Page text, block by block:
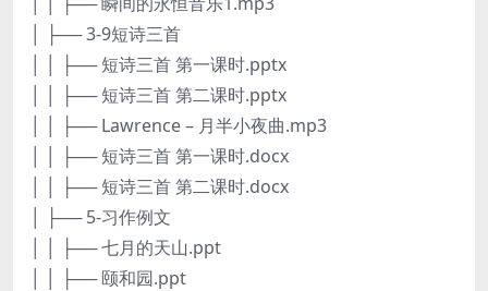
│ ├── 3-9短诗三首
│ │ ├── 短诗三首 第一课时.pptx
│ │ ├── 短诗三首 第二课时.pptx
│ │ ├── Lawrence – 月半小夜曲.mp3
│ │ ├── 短诗三首 第一课时.docx
│ │ ├── 短诗三首 第二课时.docx
│ ├── 5-习作例文
│ │ ├── 七月的天山.ppt
│ │ ├── 颐和园.ppt